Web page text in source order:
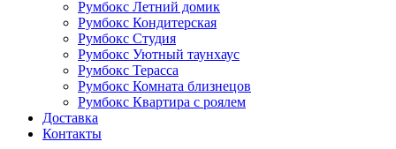
Румбокс Летний домик
Румбокс Кондитерская
Румбокс Студия
Румбокс Уютный таунхаус
Румбокс Терасса
Румбокс Комната близнецов
Румбокс Квартира с роялем
Доставка
Контакты